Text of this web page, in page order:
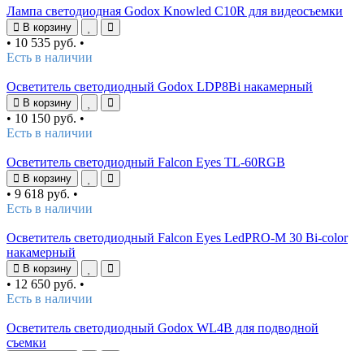
Лампа светодиодная Godox Knowled C10R для видеосъемки
В корзину
• 10 535 руб. •
Есть в наличии
Осветитель светодиодный Godox LDP8Bi накамерный
В корзину
• 10 150 руб. •
Есть в наличии
Осветитель светодиодный Falcon Eyes TL-60RGB
В корзину
• 9 618 руб. •
Есть в наличии
Осветитель светодиодный Falcon Eyes LedPRO-M 30 Bi-color
накамерный
В корзину
• 12 650 руб. •
Есть в наличии
Осветитель светодиодный Godox WL4B для подводной
съемки